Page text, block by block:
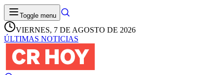
Toggle menu
VIERNES, 7 DE AGOSTO DE 2026
ÚLTIMAS NOTICIAS